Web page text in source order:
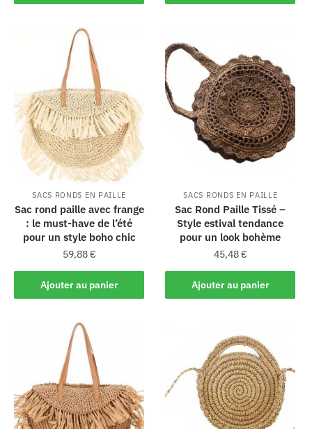
SACS RONDS EN PAILLE
Sac rond paille avec frange
: le must-have de l’été
pour un style boho chic
59,88€
Ajouter au panier
SACS RONDS EN PAILLE
Sac Rond Paille Tissé –
Style estival tendance
pour un look bohème
45,48€
Ajouter au panier